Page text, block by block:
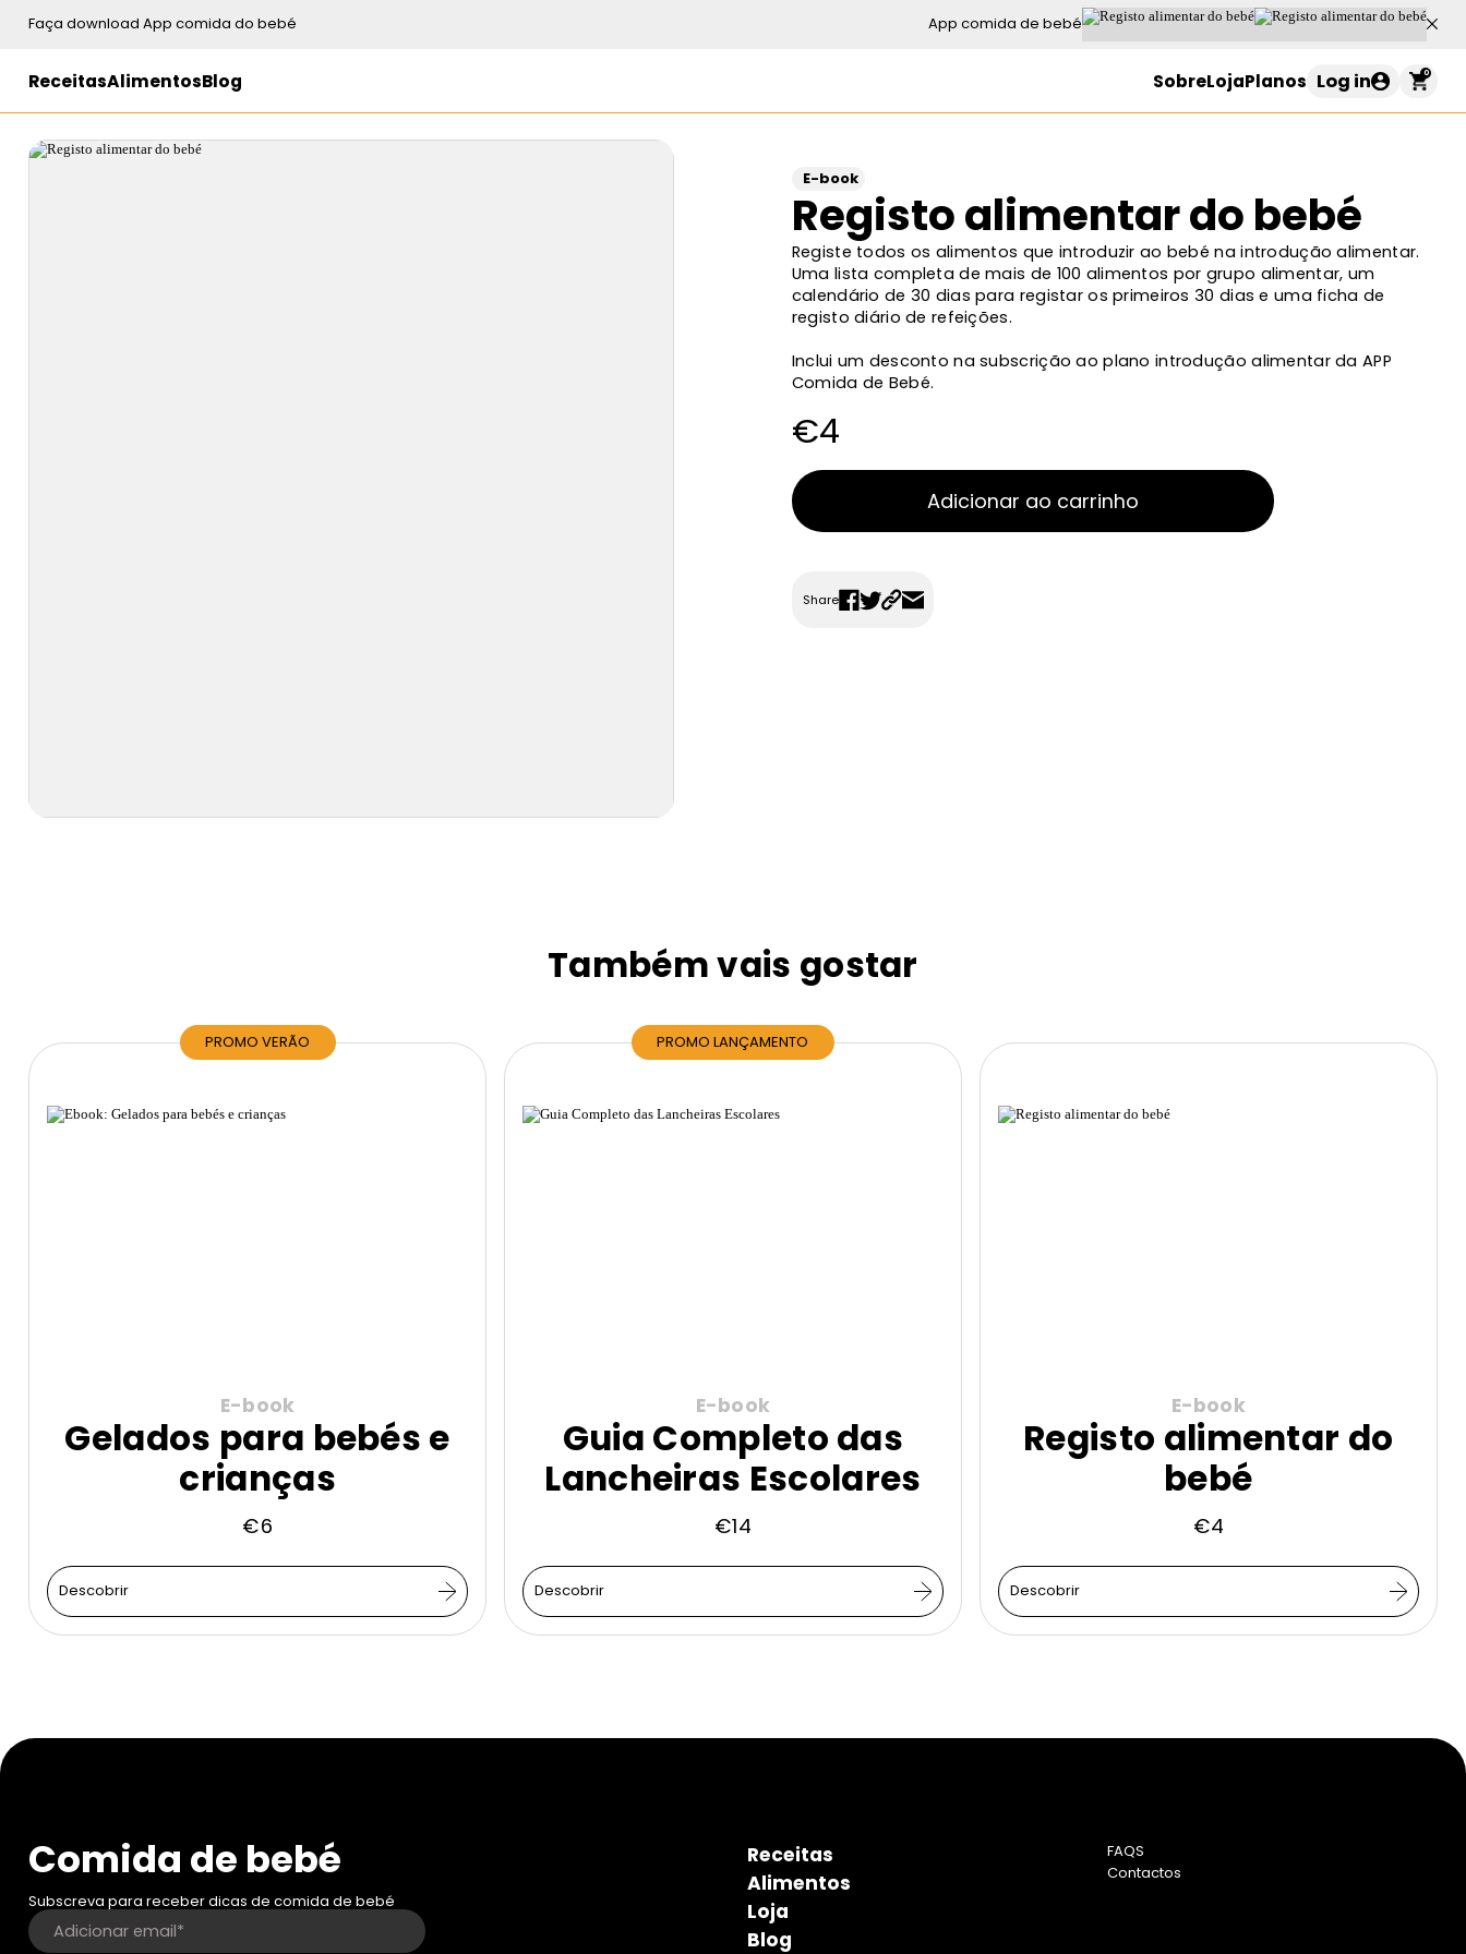
Faça download App comida do bebé App comida de bebé
ReceitasAlimentosBlog SobreLojaPlanos Log in 0
o seu carrinho está vazio
E-book
Registo alimentar do bebé
Registe todos os alimentos que introduzir ao bebé na introdução alimentar.
Uma lista completa de mais de 100 alimentos por grupo alimentar, um
calendário de 30 dias para registar os primeiros 30 dias e uma ficha de
registo diário de refeições.
Inclui um desconto na subscrição ao plano introdução alimentar da APP
Comida de Bebé.
€4
Adicionar ao carrinho
Share
Também vais gostar
PROMO VERÃO
E-book
Gelados para bebés e
crianças
€6
Descobrir
PROMO LANÇAMENTO
E-book
Guia Completo das
Lancheiras Escolares
€14
Descobrir
E-book
Registo alimentar do
bebé
€4
Descobrir
Comida de bebé
Subscreva para receber dicas de comida de bebé
Receitas
Alimentos
Loja
Blog
FAQS
Contactos